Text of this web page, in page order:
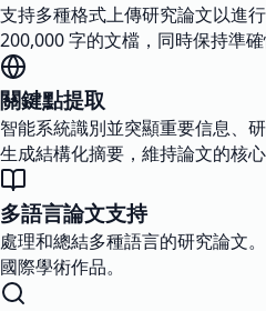
支持多種格式上傳研究論文以進
200,000 字的文檔，同時保持準確
關鍵點提取
智能系統識別並突顯重要信息、
生成結構化摘要，維持論文的核心
多語言論文支持
處理和總結多種語言的研究論文
國際學術作品。